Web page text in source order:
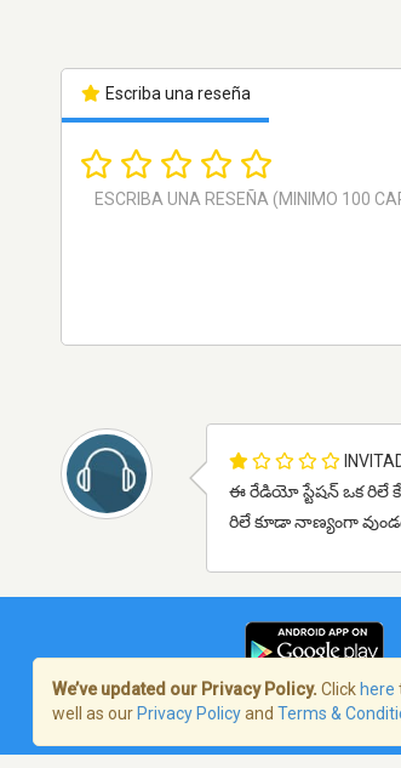
Escriba una reseña
ఈ రేడియో స్టేషన్ ఒక రిలే
రిలే కూడా నాణ్యంగా
Términos de
We’ve updated our Privacy Policy. Click here
well as our Privacy Policyand Terms &